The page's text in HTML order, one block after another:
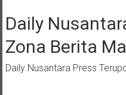
ke
konten
Daily
Zona Berita
Daily Nusantara Press